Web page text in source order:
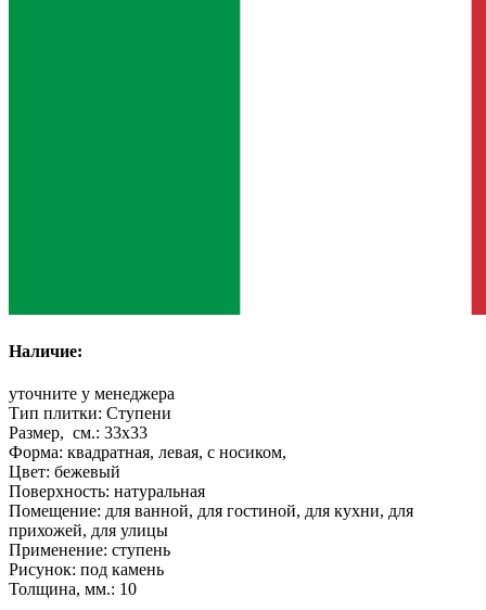
Наличие:
уточните у менеджера
Тип плитки: Ступени
Размер, см.: 33x33
Форма: квадратная, левая, с носиком,
Цвет: бежевый
Поверхность: натуральная
Помещение: для ванной, для гостиной, для кухни, для
прихожей, для улицы
Применение: ступень
Рисунок: под камень
Толщина, мм.: 10